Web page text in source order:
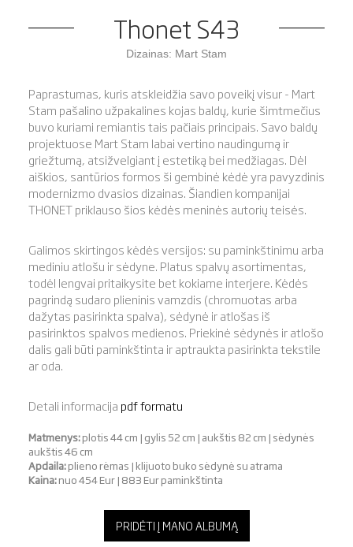
Thonet S43
Dizainas: Mart Stam
Paprastumas, kuris atskleidžia savo poveikį visur - Mart
Stam pašalino užpakalines kojas baldų, kurie šimtmečius
buvo kuriami remiantis tais pačiais principais. Savo baldų
projektuose Mart Stam labai vertino naudingumą ir
griežtumą, atsižvelgiant į estetiką bei medžiagas. Dėl
aiškios, santūrios formos ši gembinė kėdė yra pavyzdinis
modernizmo dvasios dizainas. Šiandien kompanijai
THONET priklauso šios kėdės meninės autorių teisės.
Galimos skirtingos kėdės versijos: su paminkštinimu arba
mediniu atlošu ir sėdyne. Platus spalvų asortimentas,
todėl lengvai pritaikysite bet kokiame interjere. Kėdės
pagrindą sudaro plieninis vamzdis (chromuotas arba
dažytas pasirinkta spalva), sėdynė ir atlošas iš
pasirinktos spalvos medienos. Priekinė sėdynės ir atlošo
dalis gali būti paminkštinta ir aptraukta pasirinkta tekstile
ar oda.
Detali informacija pdf formatu
Matmenys:plotis 44 cm | gylis 52 cm | aukštis 82 cm | sėdynės
aukštis 46 cm
Apdaila:plieno rėmas | klijuoto buko sėdynė su atrama
Kaina:nuo 454 Eur | 883 Eur paminkštinta
PRIDĖTI Į MANO ALBUMĄ